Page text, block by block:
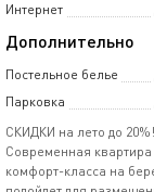
Интернет
Дополнительно
Постельное белье
Парковка
СКИДКИ на лето до
Современная
комфорт-класса на